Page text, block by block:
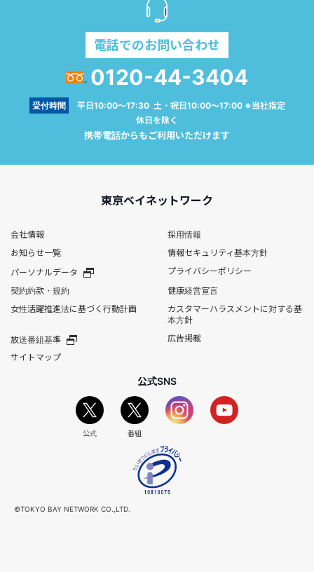
電話でのお問い合わせ
0120-44-3404
受付時間
平日10:00～17:30 土・祝日10:00～17:00 ※当社指定
休日を除く
携帯電話からもご利用いただけます
東京ベイネットワーク
会社情報
採用情報
お知らせ一覧
情報セキュリティ基本方針
パーソナルデータ
プライバシーポリシー
契約約款・規約
健康経営宣言
女性活躍推進法に基づく行動計画
カスタマーハラスメントに対する基
本方針
放送番組基準
広告掲載
サイトマップ
公式SNS
公式 番組
©TOKYO BAY NETWORK CO.,LTD.